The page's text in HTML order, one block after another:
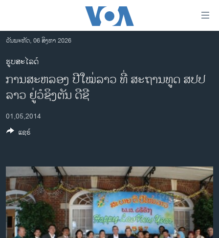
ເຂົ້າ
ຫາ
ຂ້າມ
ຂ້າມ
ຂ້າມ
ໄປ
ຫາ
ຊອກ
ລາວ
ອາເມຣິກາ
ການເລືອກຕັ້ງ ປະທານາທີບໍດີ ສະຫະລັດ 2024
ຂ່າວ​ຈີນ
ອິດສະຫຼະພາບດ້ານການຂ່າວ
ຊີວິດຊາວລາວ
ຊຸມຊົນຊາວລາວ
ວິທະຍາສາດ-ເທັກໂນໂລຈີ
ວັນພະຫັດ, 06 ສິງຫາ 2026
ຮູບສະໄລດ໌
ການສະຫລອງ ປີໃໝ່ລາວ ທີ່ ສະຖານທູດ ສປປ
ລາວ ຢູ່ວໍຊິງຕັນ ດີຊີ
01,05,2014
ແຊຣ໌